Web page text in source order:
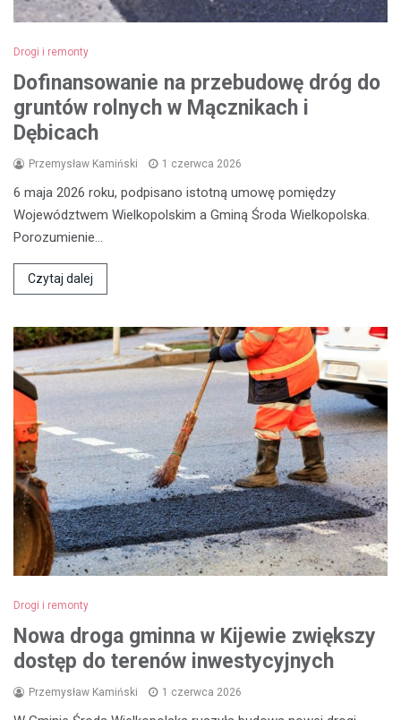
Drogi i remonty
Dofinansowanie na przebudowę dróg do
gruntów rolnych w Mącznikach i
Dębicach
Przemysław Kamiński 1 czerwca 2026
6 maja 2026 roku, podpisano istotną umowę pomiędzy
Województwem Wielkopolskim a Gminą Środa Wielkopolska.
Porozumienie…
Czytaj dalej
Drogi i remonty
Nowa droga gminna w Kijewie zwiększy
dostęp do terenów inwestycyjnych
Przemysław Kamiński 1 czerwca 2026